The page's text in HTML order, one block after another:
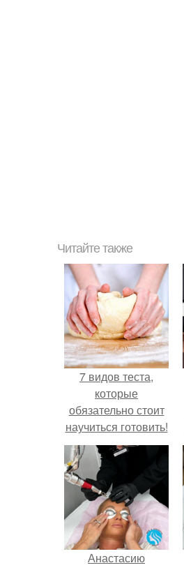
Читайте также
7 видов теста,
которые
обязательно стоит
научиться готовить!
Анастасию